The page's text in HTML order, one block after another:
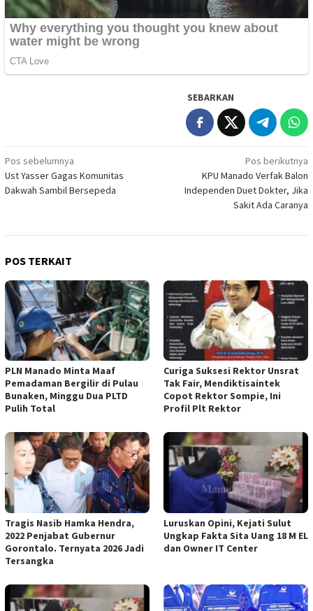
SEBARKAN
Navigasi
pos
Pos sebelumnya
Ust Yasser Gagas Komunitas
Dakwah Sambil Bersepeda
Pos berikutnya
KPU Manado Verfak Balon
Independen Duet Dokter, Jika
Sakit Ada Caranya
POS TERKAIT
PLN Manado Minta Maaf
Pemadaman Bergilir di Pulau
Bunaken, Minggu Dua PLTD
Pulih Total
Curiga Suksesi Rektor Unsrat
Tak Fair, Mendiktisaintek
Copot Rektor Sompie, Ini
Profil Plt Rektor
Tragis Nasib Hamka Hendra,
2022 Penjabat Gubernur
Gorontalo. Ternyata 2026 Jadi
Tersangka
Luruskan Opini, Kejati Sulut
Ungkap Fakta Sita Uang 18 M EL
dan Owner IT Center